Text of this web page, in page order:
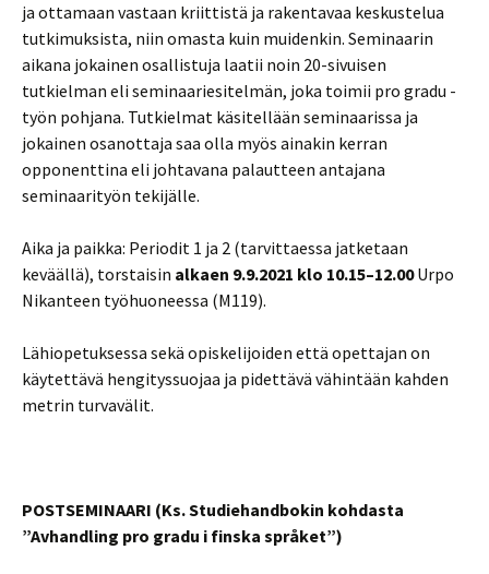
ja ottamaan vastaan kriittistä ja rakentavaa keskustelua
tutkimuksista, niin omasta kuin muidenkin. Seminaarin
aikana jokainen osallistuja laatii noin 20-sivuisen
tutkielman eli seminaariesitelmän, joka toimii pro gradu -
työn pohjana. Tutkielmat käsitellään seminaarissa ja
jokainen osanottaja saa olla myös ainakin kerran
opponenttina eli johtavana palautteen antajana
seminaarityön tekijälle.
Aika ja paikka: Periodit 1 ja 2 (tarvittaessa jatketaan
keväällä), torstaisin alkaen 9.9.2021 klo 10.15–12.00Urpo
Nikanteen työhuoneessa (M119).
Lähiopetuksessa sekä opiskelijoiden että opettajan on
käytettävä hengityssuojaa ja pidettävä vähintään kahden
metrin turvavälit.
POSTSEMINAARI (Ks. Studiehandbokin kohdasta
”Avhandling pro gradu i finska språket”)